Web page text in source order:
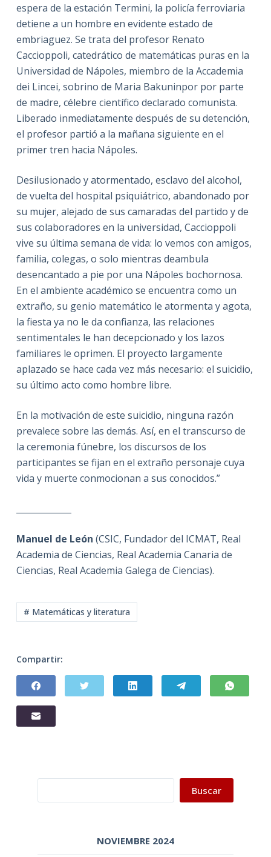
espera de la estación Termini, la policía ferroviaria
detiene a un hombre en evidente estado de
embriaguez. Se trata del profesor Renato
Caccioppoli, catedrático de matemáticas puras en la
Universidad de Nápoles, miembro de la Accademia
dei Lincei, sobrino de Maria Bakuninpor por parte
de madre, célebre científico declarado comunista.
Liberado inmediatamente después de su detención,
el profesor partió a la mañana siguiente en el
primer tren hacia Nápoles.
Desilusionado y atormentado, esclavo del alcohol,
de vuelta del hospital psiquiátrico, abandonado por
su mujer, alejado de sus camaradas del partido y de
sus colaboradores en la universidad, Caccioppoli
vive su última semana de vida: lo vemos con amigos,
familia, colegas, o solo mientras deambula
desencantado a pie por una Nápoles bochornosa.
En el ambiente académico se encuentra como un
extraño, su genio matemático le atormenta y agota,
la fiesta ya no le da confianza, las relaciones
sentimentales le han decepcionado y los lazos
familiares le oprimen. El proyecto largamente
aplazado se hace cada vez más necesario: el suicidio,
su último acto como hombre libre.
En la motivación de este suicidio, ninguna razón
prevalece sobre las demás. Así, en el transcurso de
la ceremonia fúnebre, los discursos de los
participantes se fijan en el extraño personaje cuya
vida y muerte conmocionan a sus conocidos.”
Manuel de León (CSIC, Fundador del ICMAT, Real
Academia de Ciencias, Real Academia Canaria de
Ciencias, Real Academia Galega de Ciencias).
# Matemáticas y literatura
Compartir:
Buscar
NOVIEMBRE 2024